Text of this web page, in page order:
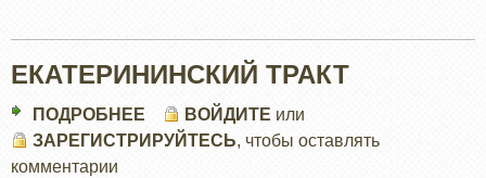
ЕКАТЕРИНИНСКИЙ ТРАКТ
ПОДРОБНЕЕ
ЕКАТЕРИНИНСКИЙ
ВОЙДИТЕ или
ЗАРЕГИСТРИРУЙТЕСЬ, чтобы оставлять
комментарии